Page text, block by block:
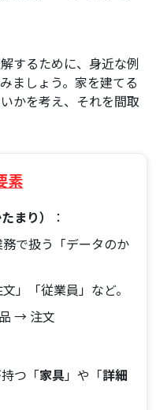
するために、身近な例
ましょう。家を建てる
かを考え、それを間取
素
まり）
：
で扱う「データのか
」「従業員」など。
→ 注文
つ「家具」や「詳細